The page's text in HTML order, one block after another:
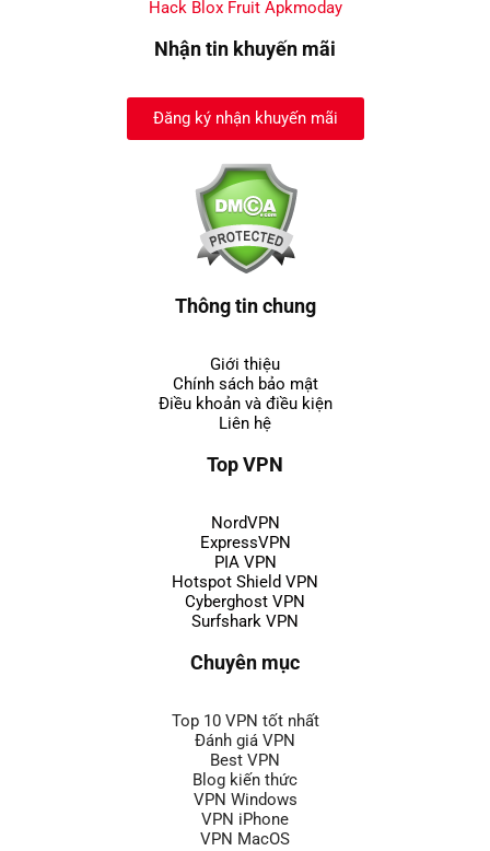
Đăng ký nhận khuyến mãi
Chính sách bảo mật
Điều khoản và điều kiện
Liên hệ
ExpressVPN
PIA VPN
Hotspot Shield VPN
Cyberghost VPN
Surfshark VPN
Đánh giá VPN
Best VPN
Blog kiến thức
VPN Windows
VPN iPhone
VPN MacOS